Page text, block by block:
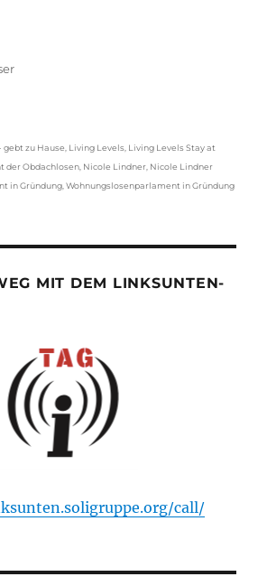
gebt zu Hause Living Levels Living Levels Stay at
der Obdachlosen Nicole Lindner Nicole Lindner
in Gründung ,Wohnungslosenparlament in Gründung
MIT DEM LINKSUNTEN-
call/